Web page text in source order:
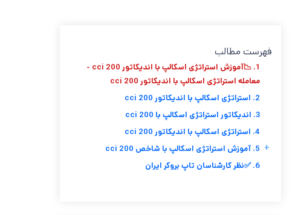
فهرست مطالب
1. 📉آموزش استراتژی اسکالپ با اندیکاتور cci 200 -
معامله استراتژی اسکالپ با اندیکاتور cci 200
2. استراتژی اسکالپ با اندیکاتور cci 200
3. اندیکاتور استراتژی اسکالپ با cci 200
4. استراتژی اسکالپ با اندیکاتور cci 200
5. آموزش استراتژی اسکالپ با شاخص cci 200 +
6. ✅نظر کارشناسان تاپ بروکر ایران